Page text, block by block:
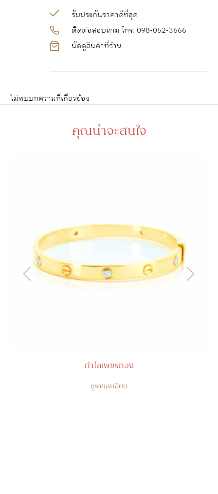
รับประกันราคาดีที่สุด
ติดต่อสอบถาม โทร. 098-052-3666
นัดดูสินค้าที่ร้าน
ไม่พบบทความที่เกี่ยวข้อง
คุณน่าจะสนใจ
กำไลเพชรทอง
ดูรายละเอียด